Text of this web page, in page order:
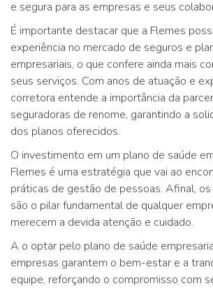
e segura para as empresas e seus
É importante destacar que a Flemes
experiência no mercado de seguros e
empresariais, o que confere ainda mais
seus serviços. Com anos de atuação e
corretora entende a importância da
seguradoras de renome, garantindo a
dos planos oferecidos.
O investimento em um plano de saúde
Flemes é uma estratégia que vai ao
práticas de gestão de pessoas. Afinal,
são o pilar fundamental de qualquer
merecem a devida atenção e cuidado.
A o optar pelo plano de saúde
empresas garantem o bem-estar e a
equipe, reforçando o compromisso com